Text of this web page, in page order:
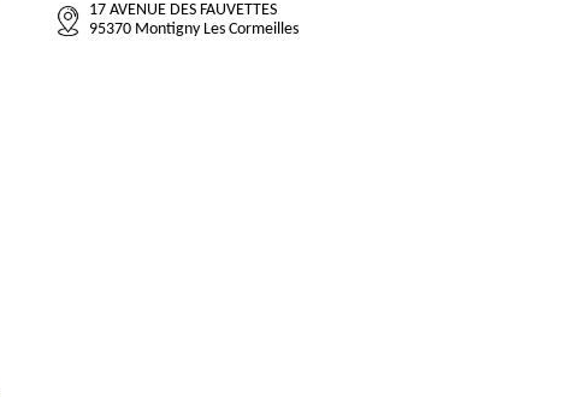
17 AVENUE DES FAUVETTES
95370 Montigny Les Cormeilles